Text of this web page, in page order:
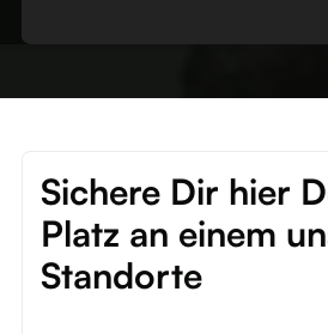
Sichere Dir hier
Platz an einem
Standorte